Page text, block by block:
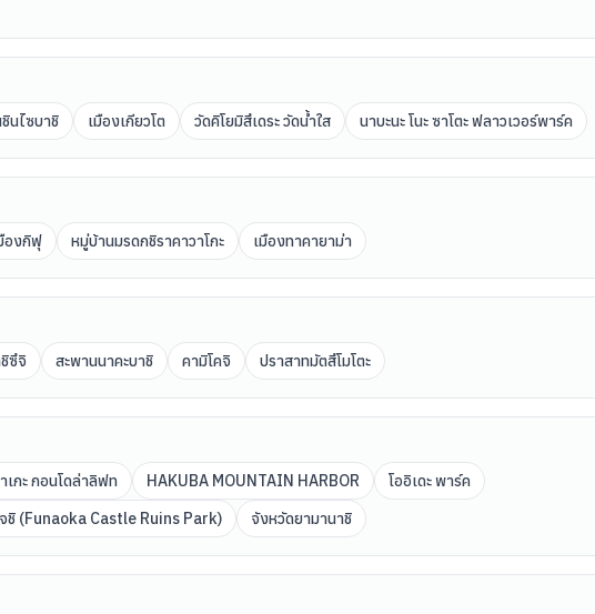
นไซบาชิ เมืองเกียวโต วัดคิโยมิสึเดระ วัดน้ำใส นาบะนะ โนะ ซาโตะ ฟลาวเวอร์พาร์ค
องกิฟุ หมู่บ้านมรดกชิราคาวาโกะ เมืองทาคายาม่า
ซึจิ สะพานนาคะบาชิ คามิโคจิ ปราสาทมัตสึโมโตะ
เกะ กอนโดล่าลิฟท HAKUBA MOUNTAIN HARBOR
โออิเดะ พาร์ค
ชิ (Funaoka Castle Ruins Park)
จังหวัดยามานาชิ